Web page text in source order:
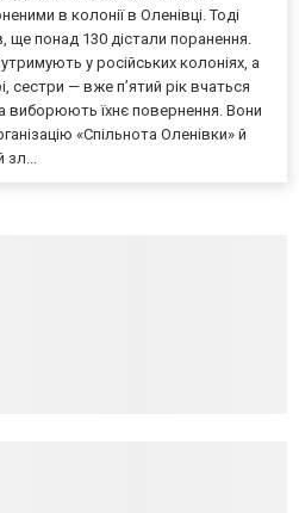
в колонії в Оленівці. Тоді
ще понад 130 дістали поранення.
у російських колоніях, а
сестри — вже п’ятий рік вчаться
виборюють їхнє повернення. Вони
«Спільнота Оленівки» й
зл...